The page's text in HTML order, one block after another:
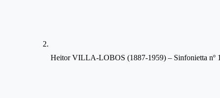
Heitor VILLA-LOBOS (1887-1959) – Sinfonietta no